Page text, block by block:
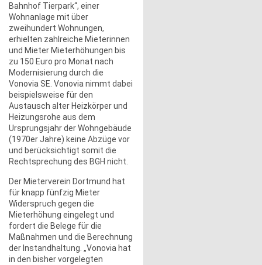
Bahnhof Tierpark“, einer
Wohnanlage mit über
zweihundert Wohnungen,
erhielten zahlreiche Mieterinnen
und Mieter Mieterhöhungen bis
zu 150 Euro pro Monat nach
Modernisierung durch die
Vonovia SE. Vonovia nimmt dabei
beispielsweise für den
Austausch alter Heizkörper und
Heizungsrohe aus dem
Ursprungsjahr der Wohngebäude
(1970er Jahre) keine Abzüge vor
und berücksichtigt somit die
Rechtsprechung des BGH nicht.
Der Mieterverein Dortmund hat
für knapp fünfzig Mieter
Widerspruch gegen die
Mieterhöhung eingelegt und
fordert die Belege für die
Maßnahmen und die Berechnung
der Instandhaltung. „Vonovia hat
in den bisher vorgelegten